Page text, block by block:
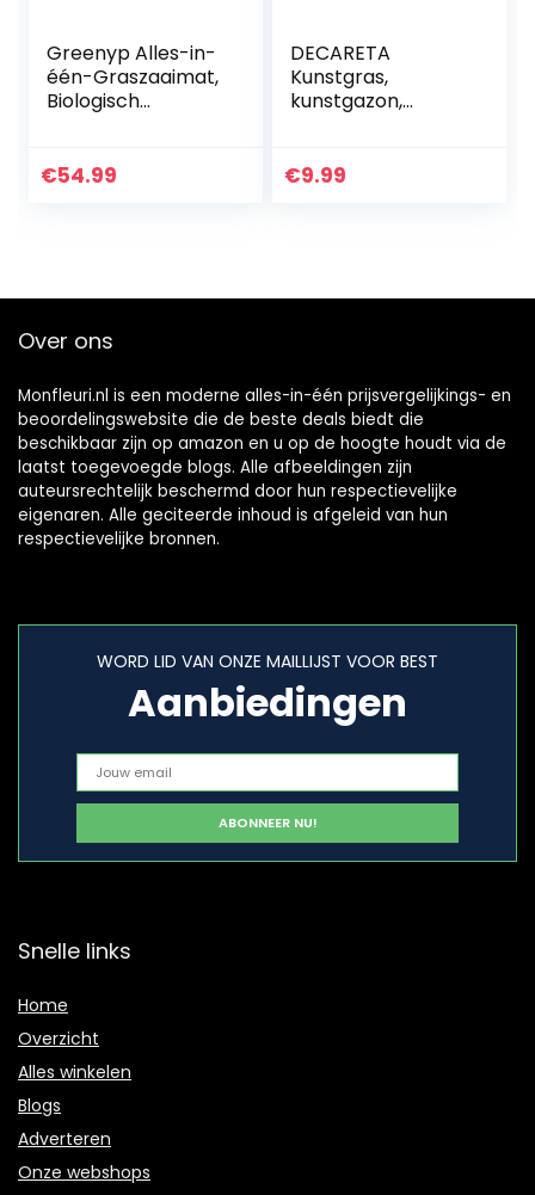
Greenyp Alles-in-
één-Graszaaimat,
Biologisch
Gazongras,
€54.99
DECARETA
Kunstgras,
kunstgazon,
grastapijt, kunst,
€9.99
Over ons
Monfleuri.nl is een moderne alles-in-één prijsvergelijkings- en
beoordelingswebsite die de beste deals biedt die
beschikbaar zijn op amazon en u op de hoogte houdt via de
laatst toegevoegde blogs. Alle afbeeldingen zijn
auteursrechtelijk beschermd door hun respectievelijke
eigenaren. Alle geciteerde inhoud is afgeleid van hun
respectievelijke bronnen.
WORD LID VAN ONZE MAILLIJST VOOR BEST
Aanbiedingen
Snelle links
Home
Overzicht
Alles winkelen
Blogs
Adverteren
Onze webshops